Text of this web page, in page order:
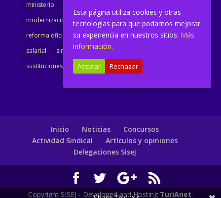
ministerio
modernización
noticias
reforma
reforma oficina
renovación retribuciones
reunión
salarial
sindicalismo sindicato
sustituciones
Textualización Transcripciones
Inicio Noticias
Concursos
Actividad Sindical
Artículos y opiniones
Delegaciones Sisej
Copyright SISEJ - Developed and Hosting TuriAnet.
Esta página utiliza cookies y otras
tecnologías para que podamos mejorar
su experiencia en nuestros sitios: Más
información.
Aceptar Rechazar